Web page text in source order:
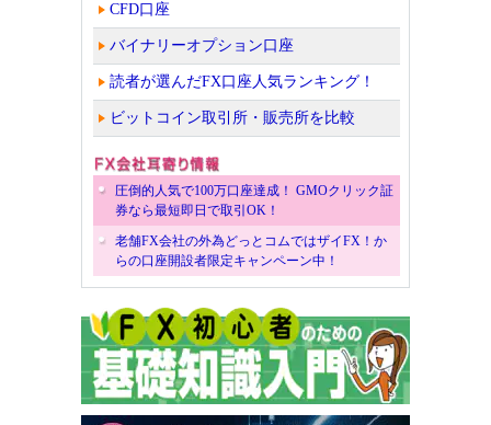
CFD口座
バイナリーオプション口座
読者が選んだFX口座人気ランキング！
ビットコイン取引所・販売所を比較
圧倒的人気で100万口座達成！ GMOクリック証
券なら最短即日で取引OK！
老舗FX会社の外為どっとコムではザイFX！か
らの口座開設者限定キャンペーン中！